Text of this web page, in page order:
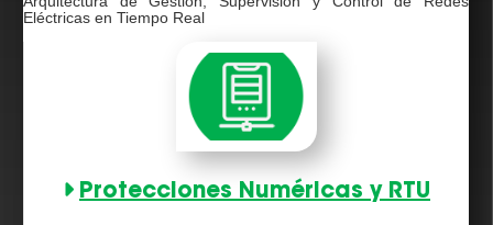
Eléctricas en Tiempo Real
Protecciones Numéricas y RTU